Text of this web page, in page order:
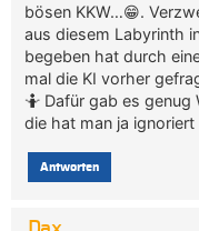
bösen KKW…😁.
aus diesem Labyrinth
begeben hat durch
mal die KI vorher
🤷 Dafür gab es genug
die hat man ja
Antworten